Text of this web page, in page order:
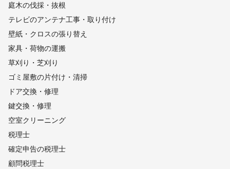
庭木の伐採・抜根
テレビのアンテナ工事・取り付け
壁紙・クロスの張り替え
家具・荷物の運搬
草刈り・芝刈り
ゴミ屋敷の片付け・清掃
ドア交換・修理
鍵交換・修理
空室クリーニング
税理士
確定申告の税理士
顧問税理士